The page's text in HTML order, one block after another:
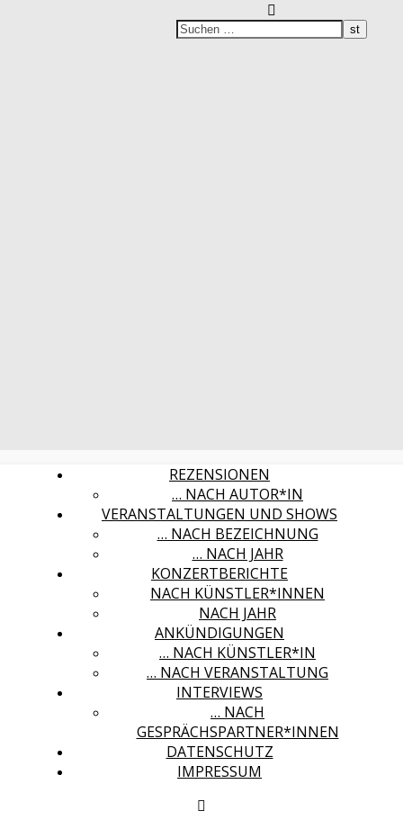
REZENSIONEN
… NACH AUTOR*IN
VERANSTALTUNGEN UND SHOWS
… NACH BEZEICHNUNG
… NACH JAHR
KONZERTBERICHTE
NACH KÜNSTLER*INNEN
NACH JAHR
ANKÜNDIGUNGEN
… NACH KÜNSTLER*IN
… NACH VERANSTALTUNG
INTERVIEWS
… NACH
GESPRÄCHSPARTNER*INNEN
DATENSCHUTZ
IMPRESSUM